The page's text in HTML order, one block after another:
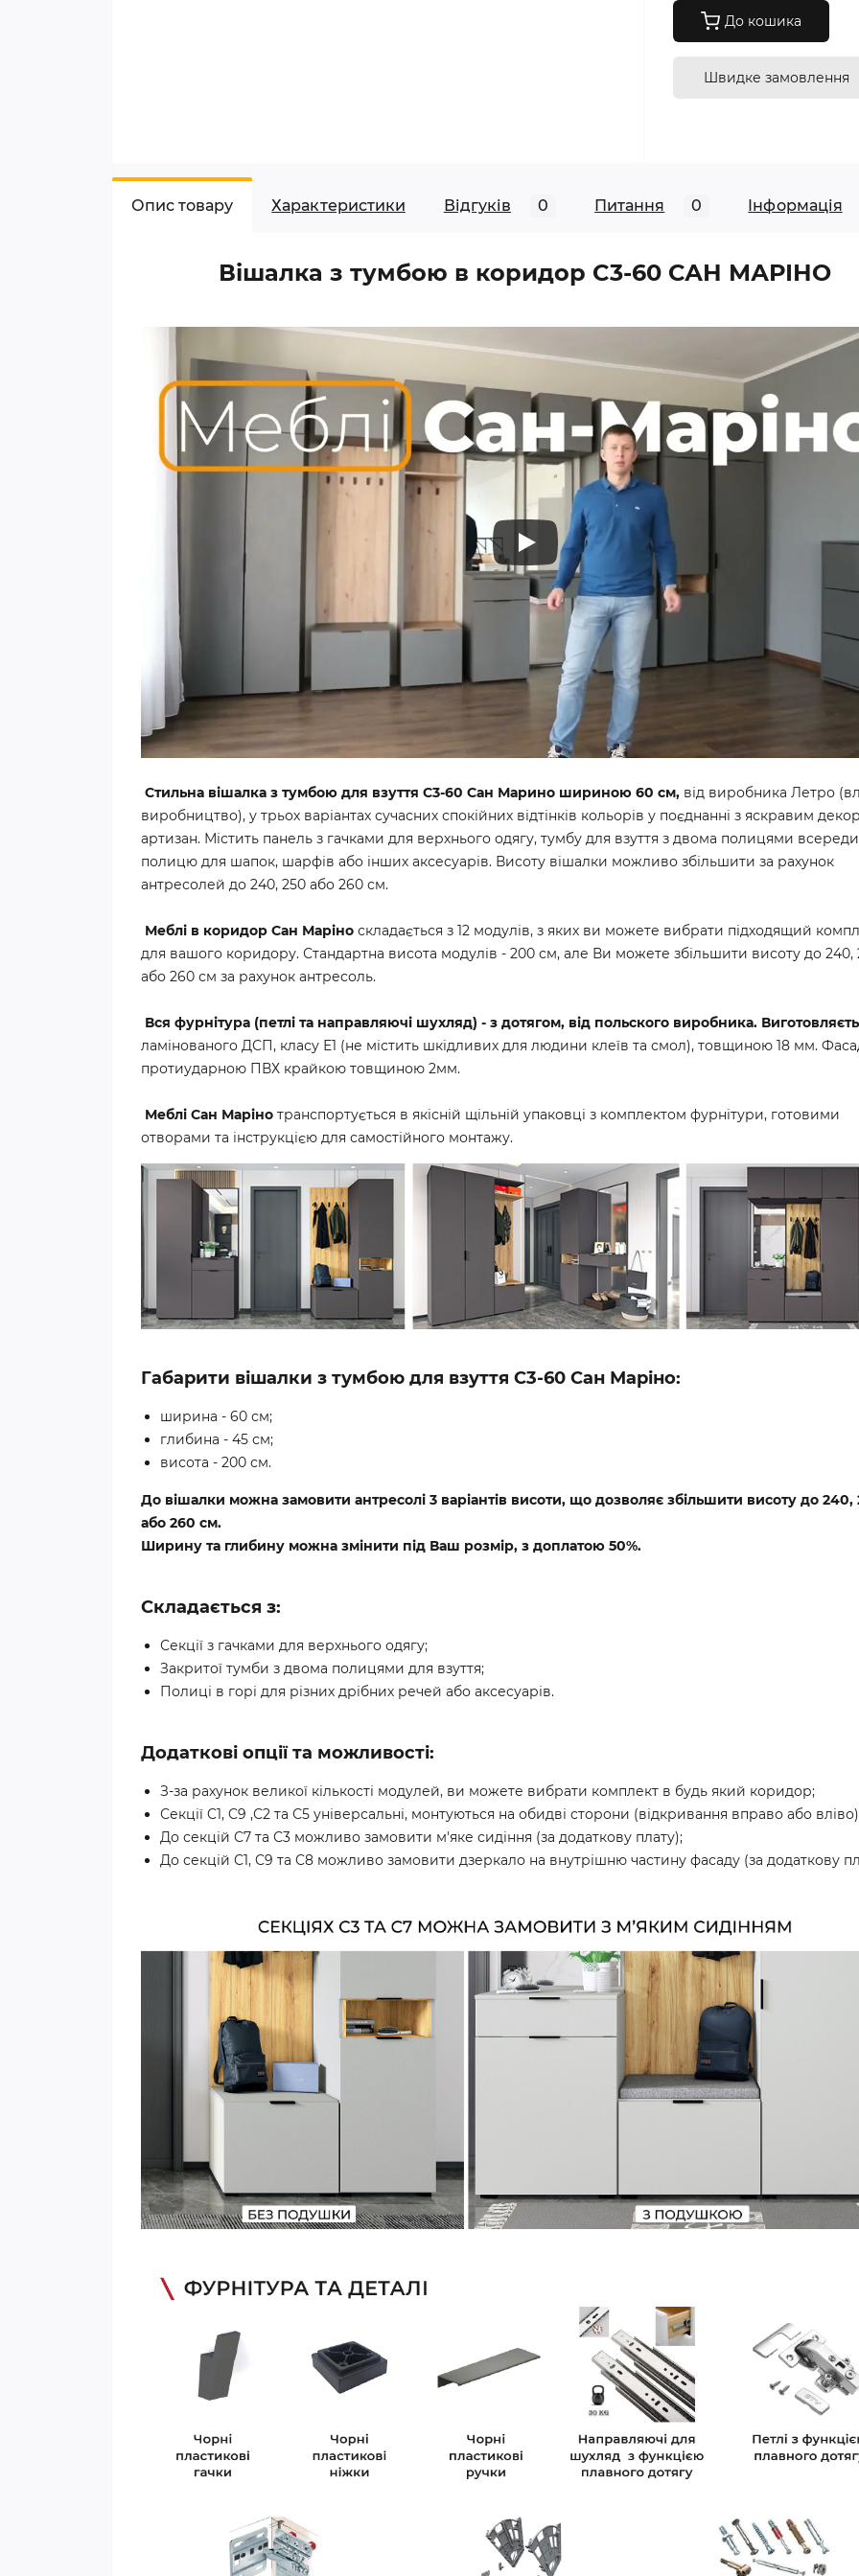
До кошика
Швидке замовлення
Опис товару Характеристики Відгуків 0 Питання 0 Iнформація
Вішалка з тумбою в коридор C3-60 САН МАРІНО
Стильна вішалка з тумбою для взуття C3-60 Сан Марино шириною 60 см, від виробника Летро
виробництво), у трьох варіантах сучасних спокійних відтінків кольорів у поєднанні з яскравим
артизан. Містить панель з гачками для верхнього одягу, тумбу для взуття з двома полицями
полицю для шапок, шарфів або інших аксесуарів. Висоту вішалки можливо збільшити за рахунок
антресолей до 240, 250 або 260 см.
Меблі в коридор Сан Маріно складається з 12 модулів, з яких ви можете вибрати підходящий
для вашого коридору. Стандартна висота модулів - 200 см, але Ви можете збільшити висоту до 240,
або 260 см за рахунок антресоль.
Вся фурнітура (петлі та направляючі шухляд) - з дотягом, від польского виробника.
ламінованого ДСП, класу Е1 (не містить шкідливих для людини клеїв та смол), товщиною 18 мм.
протиударною ПВХ крайкою товщиною 2мм.
Меблі Сан Маріно транспортується в якісній щільній упаковці з комплектом фурнітури, готовими
отворами та інструкцією для самостійного монтажу.
Габарити вішалки з тумбою для взуття C3-60 Сан Маріно:
ширина - 60 см;
глибина - 45 см;
висота - 200 см.
До вішалки можна замовити антресолі 3 варіантів висоти, що дозволяє збільшити висоту до 240,
або 260 см.
Ширину та глибину можна змінити під Ваш розмір, з доплатою 50%.
Складається з:
Секції з гачками для верхнього одягу;
Закритої тумби з двома полицями для взуття;
Полиці в горі для різних дрібних речей або аксесуарів.
Додаткові опції та можливості:
З-за рахунок великої кількості модулей, ви можете вибрати комплект в будь який коридор;
Секції C1, C9 ,С2 та С5 універсальні, монтуються на обидві сторони (відкривання вправо або
До секцій C7 та С3 можливо замовити м'яке сидіння (за додаткову плату);
До секцій C1, C9 та C8 можливо замовити дзеркало на внутрішню частину фасаду (за додаткову